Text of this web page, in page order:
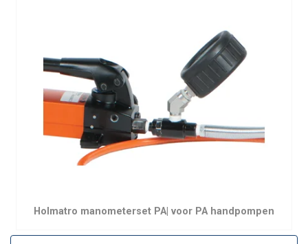
Holmatro manometerset PA| voor PA handpompen